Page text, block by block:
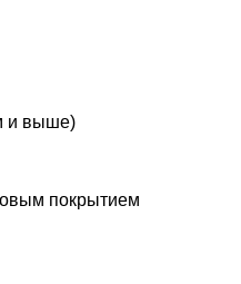
и выше)
покрытием